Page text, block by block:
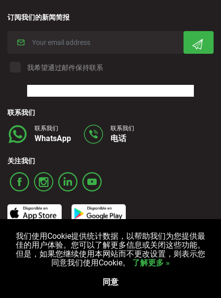
订阅我们的新闻简报
我希望通过邮件保持联系
联系我们
联系我们
WhatsApp
联系我们
电话
关注我们
ご利用条件 プライバシーポリシー クッキーポリシー
版权所有 © 2006-2024 Alquicoche 租车
我们使用Cookie提供统计数据，以帮助我们为您提供最
佳的用户体验。您可以了解更多信息或关闭这些功能。
但是，如果您继续使用本网站而不更改设置，则表示您
同意我们使用Cookie。
了解更多 »
同意